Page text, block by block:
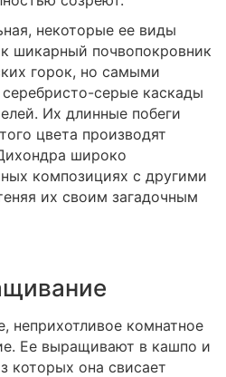
некоторые ее виды
шикарный почвопокровник
горок, но самыми
серые каскады
Их длинные побеги
цвета производят
широко
композициях с другими
их своим загадочным
неприхотливое комнатное
Ее выращивают в кашпо и
которых она свисает